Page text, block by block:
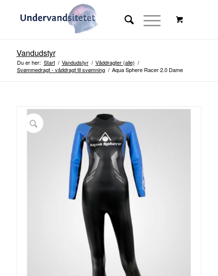
Vandudstyr
Du er her: Start / Vandudstyr / Våddragter (alle) /
Svømmedragt - våddragt til svømning / Aqua Sphere Racer 2.0 Dame